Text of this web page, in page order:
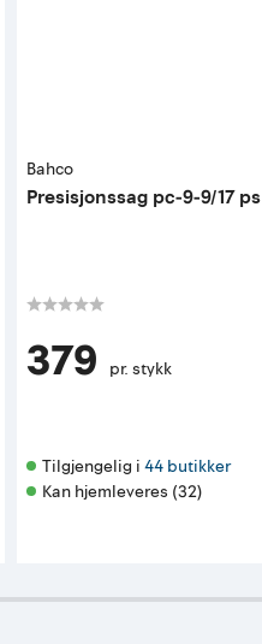
Bahco
Presisjonssag pc-9-9/17 ps
379 pr. stykk
Tilgjengelig i 44 butikker
Kan hjemleveres (32)